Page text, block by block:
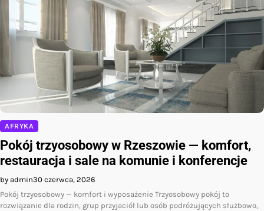
AFRYKA
Pokój trzyosobowy w Rzeszowie — komfort,
restauracja i sale na komunie i konferencje
by admin30 czerwca, 2026
Pokój trzyosobowy — komfort i wyposażenie Trzyosobowy pokój to
rozwiązanie dla rodzin, grup przyjaciół lub osób podróżujących służbowo,